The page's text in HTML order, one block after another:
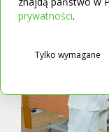
prywatności.
Tylko wymagane